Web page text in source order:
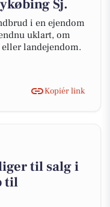
Sj.
i en ejendom
uklart, om
landejendom.
Kopiér link
til salg i
til